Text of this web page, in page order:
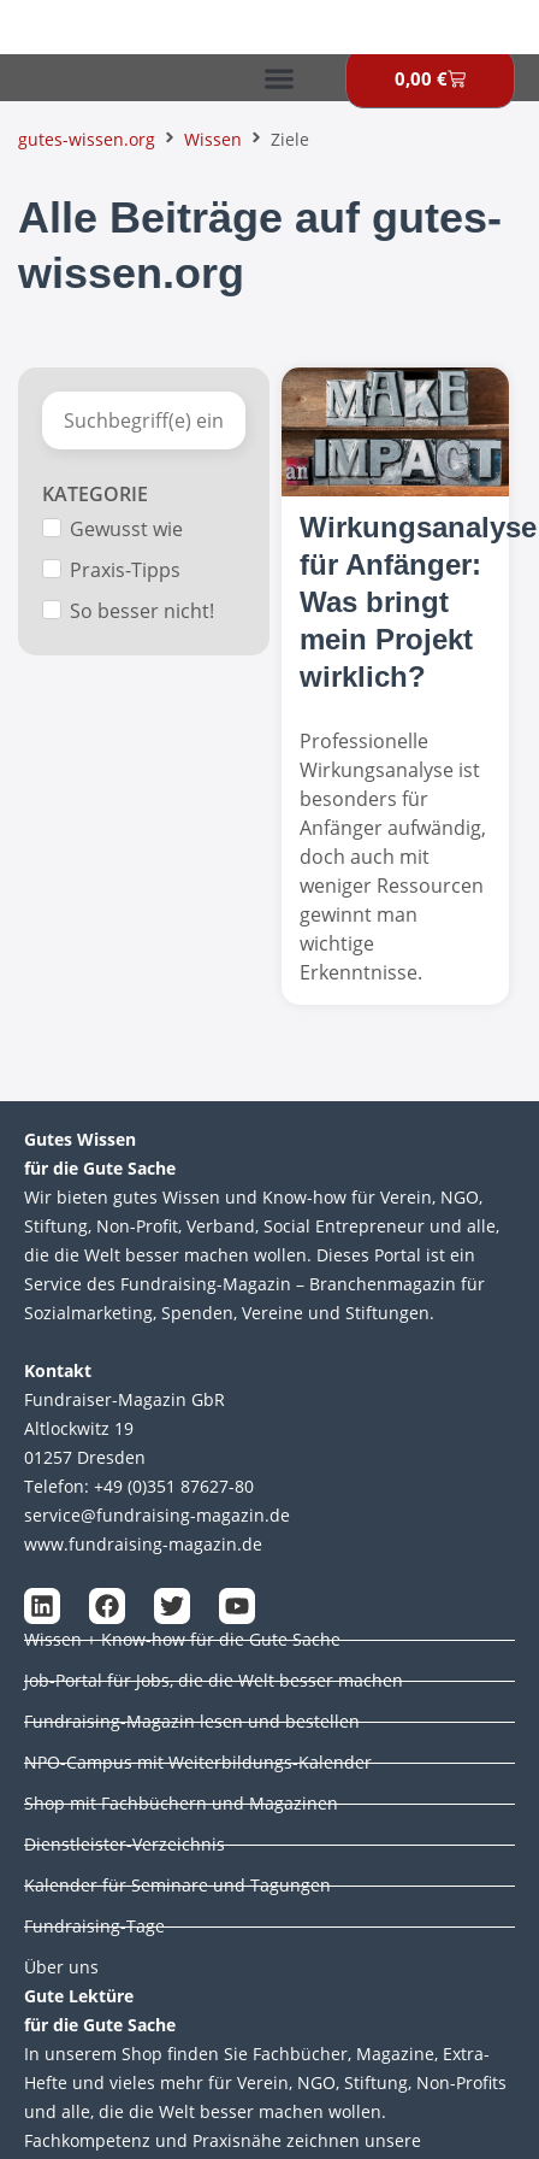
0,00 €
gutes-wissen.org Wissen Ziele
Alle Beiträge auf gutes-
wissen.org
KATEGORIE
Gewusst wie
Praxis-Tipps
So besser nicht!
Wirkungsanalyse
für Anfänger:
Was bringt
mein Projekt
wirklich?
Professionelle
Wirkungsanalyse ist
besonders für
Anfänger aufwändig,
doch auch mit
weniger Ressourcen
gewinnt man
wichtige
Erkenntnisse.
Gutes Wissen
für die Gute Sache
Wir bie­ten gutes Wis­sen und Know-how für Ver­ein, NGO,
Stif­tung, Non-Profit, Ver­band, Social Entre­pre­neur und alle,
die die Welt bes­ser machen wol­len. Die­ses Por­tal ist ein
Service des Fund­raising-Magazin – Bran­chen­magazin für
Sozial­marke­ting, Spen­den, Ver­eine und Stif­tun­gen.
Kontakt
Fundraiser-Magazin GbR
Altlockwitz 19
01257 Dresden
Telefon: +49 (0)351 87627-80
service@fundraising-magazin.de
www.fundraising-magazin.de
L
i
n
k
e
d
n
F
a
c
e
b
o
k
T
w
i
t
e
Y
o
u
t
u
b
Wissen + Know-how für die Gute Sache
Job-Portal für Jobs, die die Welt besser machen
Fundraising-Magazin lesen und bestellen
NPO-Campus mit Weiterbildungs-Kalender
Shop mit Fachbüchern und Magazinen
Dienstleister-Verzeichnis
Kalender für Seminare und Tagungen
Fundraising-Tage
Über uns
Gute Lektüre
für die Gute Sache
In unserem Shop finden Sie Fachbücher, Magazine, Extra-
Hefte und vieles mehr für Verein, NGO, Stiftung, Non-Profits
und alle, die die Welt besser machen wollen.
Fachkompetenz und Praxisnähe zeichnen unsere